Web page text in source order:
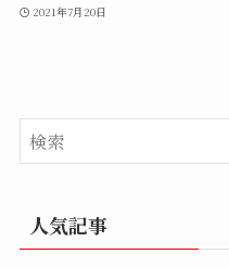
2021年7月20日
人気記事